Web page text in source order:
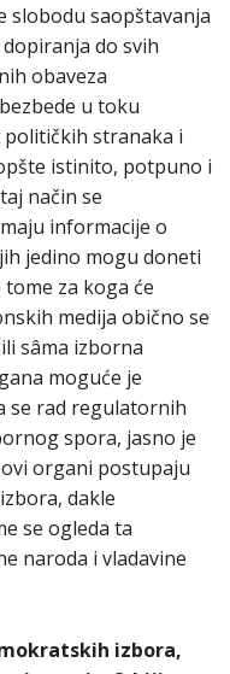
slobodu saopštavanja
do svih
obaveza
u toku
stranaka i
istinito, potpuno i
način se
informacije o
jedino mogu doneti
za koga će
medija obično se
sâma izborna
moguće je
se rad regulatornih
spora, jasno je
organi postupaju
dakle
se ogleda ta
naroda i vladavine
izbora,